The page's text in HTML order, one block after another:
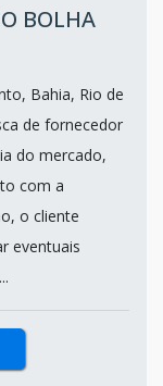
BOLHA
Bahia, Rio de
de fornecedor
do mercado,
com a
o cliente
eventuais